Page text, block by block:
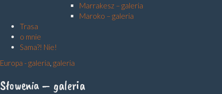
Marrakesz – galeria
Maroko – galeria
Trasa
o mnie
Sama?! Nie!
Europa - galeria galeria
Słowenia – galeria